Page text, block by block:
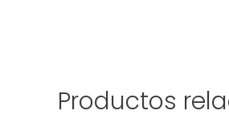
Productos